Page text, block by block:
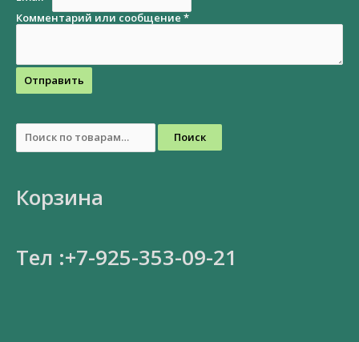
Комментарий или сообщение *
Отправить
Поиск
Корзина
Тел :+7-925-353-09-21